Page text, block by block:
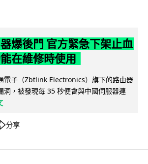
爆後門 官方緊急下架止血
在維修時使用
電子（Zbtlink Electronics）旗下的路由器
洞，被發現每 35 秒便會與中國伺服器連
分享